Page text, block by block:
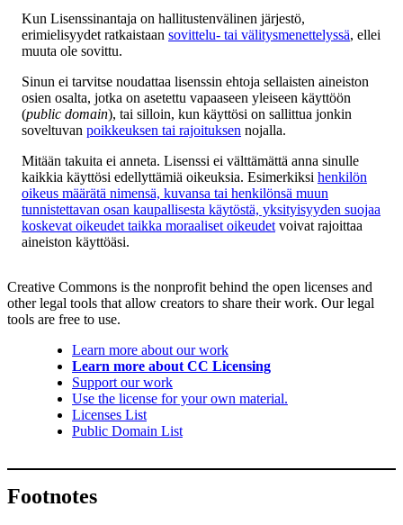
Kun Lisenssinantaja on hallitustenvälinen järjestö,
erimielisyydet ratkaistaan sovittelu- tai välitysmenettelyssä, ellei
muuta ole sovittu.
Sinun ei tarvitse noudattaa lisenssin ehtoja sellaisten aineiston
osien osalta, jotka on asetettu vapaaseen yleiseen käyttöön
(public domain), tai silloin, kun käyttösi on sallittua jonkin
soveltuvan poikkeuksen tai rajoituksen nojalla.
Mitään takuita ei anneta. Lisenssi ei välttämättä anna sinulle
kaikkia käyttösi edellyttämiä oikeuksia. Esimerkiksi henkilön
oikeus määrätä nimensä, kuvansa tai henkilönsä muun
tunnistettavan osan kaupallisesta käytöstä, yksityisyyden suojaa
koskevat oikeudet taikka moraaliset oikeudet voivat rajoittaa
aineiston käyttöäsi.
Creative Commons is the nonprofit behind the open licenses and
other legal tools that allow creators to share their work. Our legal
tools are free to use.
Learn more about our work
Learn more about CC Licensing
Support our work
Use the license for your own material.
Licenses List
Public Domain List
Footnotes